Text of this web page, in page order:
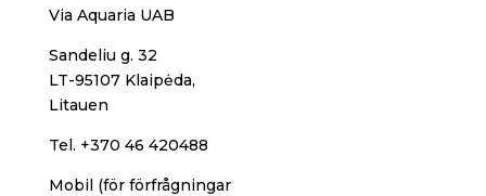
Via Aquaria UAB
Sandeliu g. 32
LT-95107 Klaipėda,
Litauen
Tel. +370 46 420488
Mobil (för förfrågningar